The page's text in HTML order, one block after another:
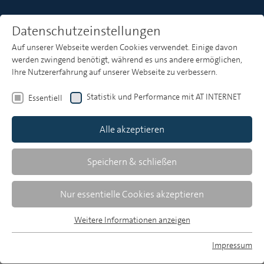
Heft 10
Zusammenfassungen
MP 10/2010, S. 499-500
Download Volltext
857 KB, pdf
Datenschutzeinstellungen
Auf unserer Webseite werden Cookies verwendet. Einige davon
werden zwingend benötigt, während es uns andere ermöglichen,
Ihre Nutzererfahrung auf unserer Webseite zu verbessern.
Essentiell Statistik und Performance mit AT INTERNET
Alle akzeptieren
Speichern & schließen
Nur essentielle Cookies akzeptieren
Essentielle Cookies werden für grundlegende Funktionen der
Weitere Informationen anzeigen
Impressum